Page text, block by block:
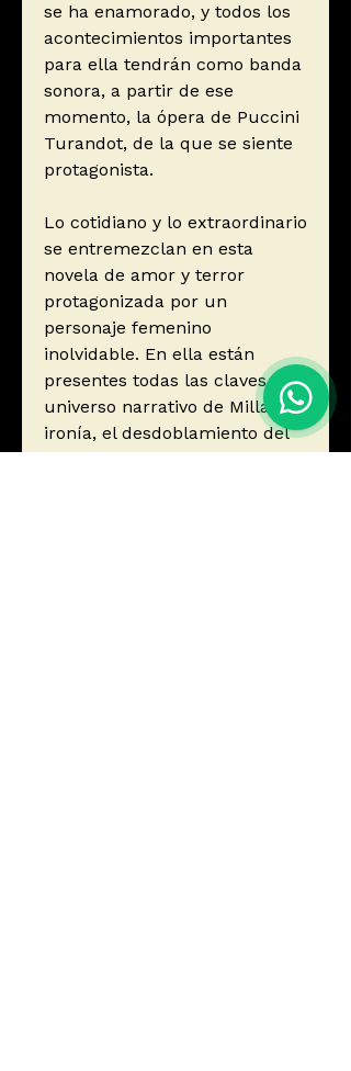
se ha enamorado, y todos los
acontecimientos importantes
para ella tendrán como banda
sonora, a partir de ese
momento, la ópera de Puccini
Turandot, de la que se siente
protagonista.
Lo cotidiano y lo extraordinario
se entremezclan en esta
novela de amor y terror
protagonizada por un
personaje femenino
inolvidable. En ella están
presentes todas las claves del
universo narrativo de Millás: la
ironía, el desdoblamiento del